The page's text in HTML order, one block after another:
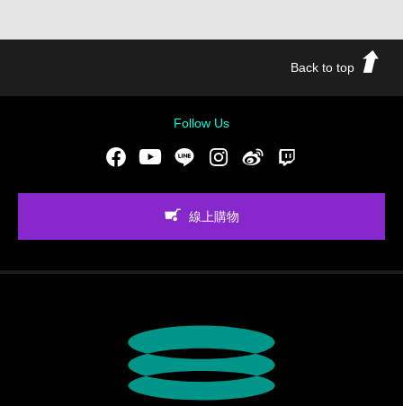
Back to top
Follow Us
FacebookYoutubeLINE Instgram新浪微博
線上購物